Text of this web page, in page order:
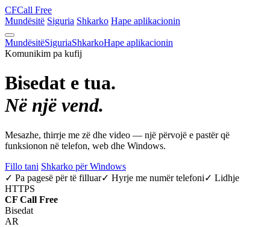
CFCall Free
Mundësitë Siguria Shkarko Hape aplikacionin
MundësitëSiguriaShkarkoHape aplikacionin
Komunikim pa kufij
Bisedat e tua.
Në një vend.
Mesazhe, thirrje me zë dhe video — një përvojë e pastër që
funksionon në telefon, web dhe Windows.
Fillo tani Shkarko për Windows
✓ Pa pagesë për të filluar✓ Hyrje me numër telefoni✓ Lidhje
HTTPS
CF Call Free
Bisedat
AR